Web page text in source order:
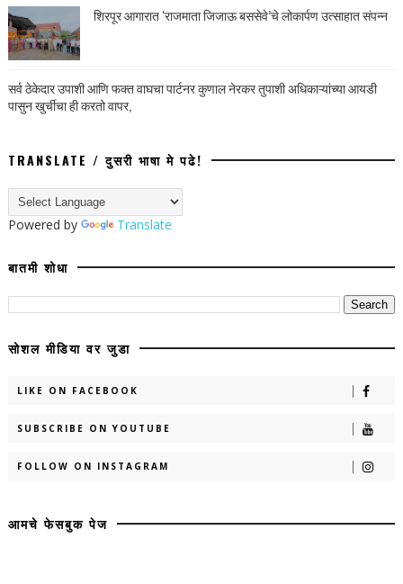
शिरपूर आगारात ‘राजमाता जिजाऊ बससेवे’चे लोकार्पण उत्साहात संपन्न
सर्व ठेकेदार उपाशी आणि फक्त वाघचा पार्टनर कुणाल नेरकर तुपाशी अधिकाऱ्यांच्या आयडी
पासुन खुर्चीचा ही करतो वापर,
TRANSLATE / दुसरी भाषा मे पढे!
Powered by Translate
बातमी शोधा
सोशल मीडिया वर जुडा
LIKE ON FACEBOOK
SUBSCRIBE ON YOUTUBE
FOLLOW ON INSTAGRAM
आमचे फेसबुक पेज